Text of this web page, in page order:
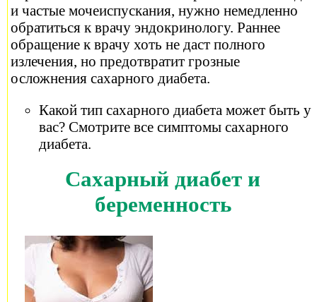
и частые мочеиспускания, нужно немедленно
обратиться к врачу эндокринологу. Раннее
обращение к врачу хоть не даст полного
излечения, но предотвратит грозные
осложнения сахарного диабета.
Какой тип сахарного диабета может быть у
вас? Смотрите все симптомы сахарного
диабета.
Сахарный диабет и
беременность